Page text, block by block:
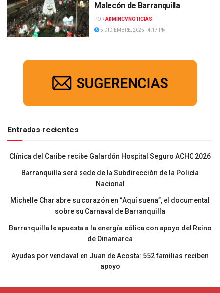
Malecón de Barranquilla
PORADMINCVNOTICIAS
5 DICIEMBRE, 2025 - 4:17 PM
Entradas recientes
Clínica del Caribe recibe Galardón Hospital Seguro ACHC 2026
Barranquilla será sede de la Subdirección de la Policía
Nacional
Michelle Char abre su corazón en “Aquí suena”, el documental
sobre su Carnaval de Barranquilla
Barranquilla le apuesta a la energía eólica con apoyo del Reino
de Dinamarca
Ayudas por vendaval en Juan de Acosta: 552 familias reciben
apoyo